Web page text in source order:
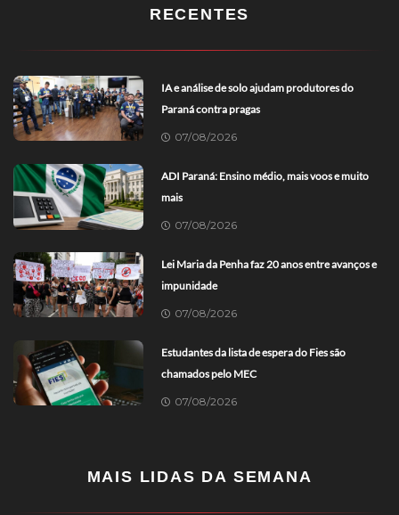
RECENTES
IA e análise de solo ajudam produtores do
Paraná contra pragas
07/08/2026
ADI Paraná: Ensino médio, mais voos e muito
mais
07/08/2026
Lei Maria da Penha faz 20 anos entre avanços e
impunidade
07/08/2026
Estudantes da lista de espera do Fies são
chamados pelo MEC
07/08/2026
MAIS LIDAS DA SEMANA